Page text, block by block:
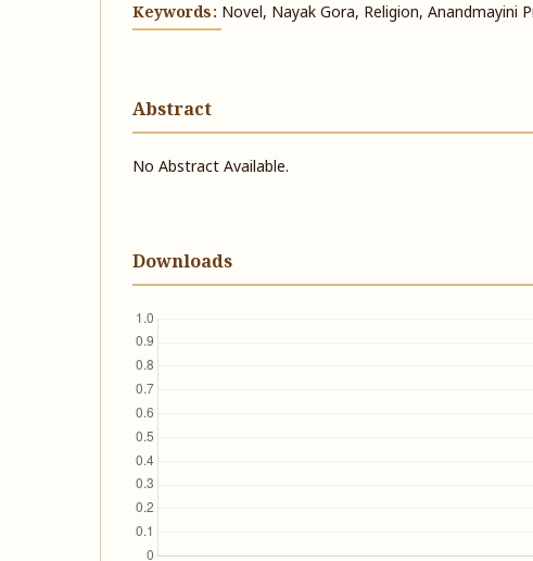
Keywords: Novel, Nayak Gora, Religion, Anandmayini
Abstract
No Abstract Available.
Downloads